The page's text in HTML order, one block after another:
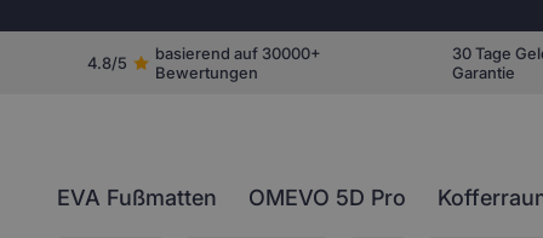
4.8/5
basierend auf 30000+
Bewertungen
30 Tage
Garantie
EVA Fußmatten OMEVO 5D Pro